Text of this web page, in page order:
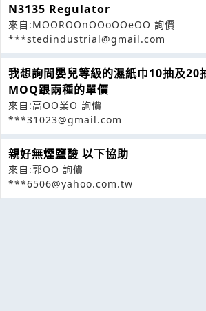
N3135 Regulator
來自:MOOROOnOOoOOeOO 詢價
***stedindustrial@gmail.com
我想詢問嬰兒等級的濕紙巾10抽及20
MOQ跟兩種的單價
來自:高OO業O 詢價
***31023@gmail.com
親好無煙鹽酸 以下協助
來自:郭OO 詢價
***6506@yahoo.com.tw